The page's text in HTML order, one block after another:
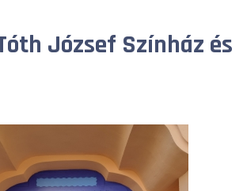
József Színház és